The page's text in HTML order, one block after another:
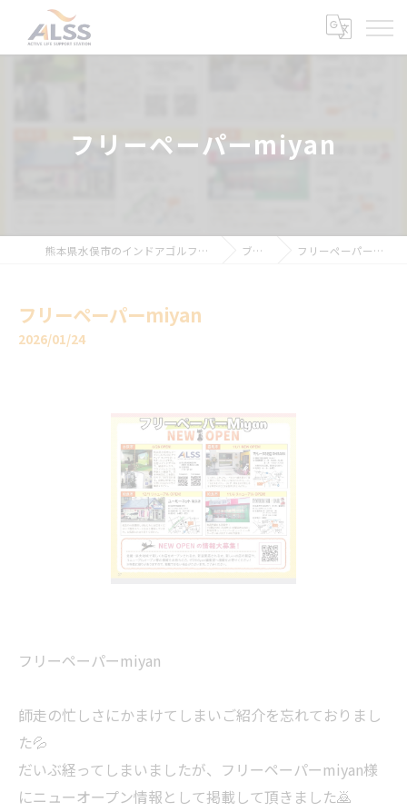
フリーペーパーmiyan
熊本県水俣市のインドアゴルフならALSS ブログ フリーペーパーmiyan
フリーペーパーmiyan
2026/01/24
フリーペーパーmiyan
師走の忙しさにかまけてしまいご紹介を忘れておりまし
た💦
だいぶ経ってしまいましたが、フリーペーパーmiyan様
にニューオープン情報として掲載して頂きました🙇